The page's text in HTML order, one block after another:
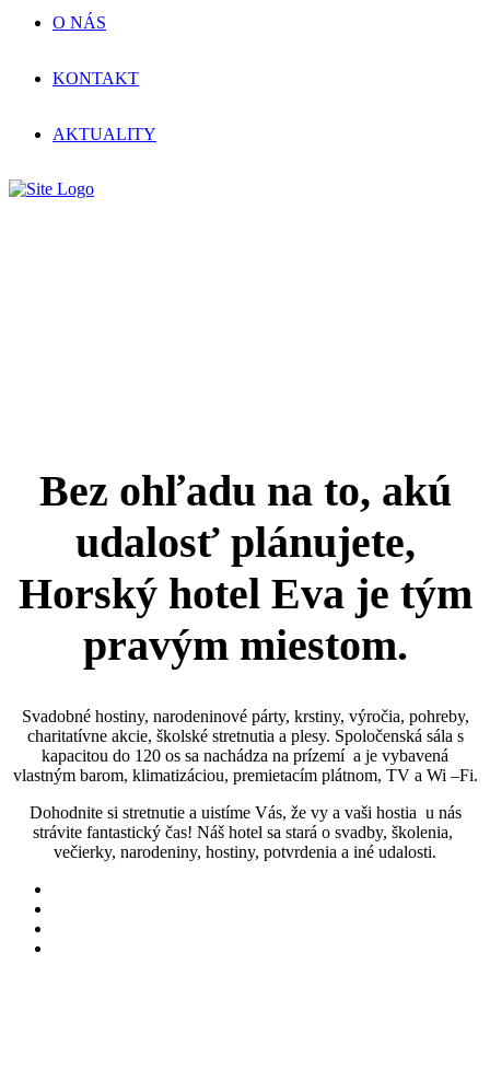
O NÁS
KONTAKT
AKTUALITY
Bez ohľadu na to, akú
udalosť plánujete,
Horský hotel Eva je tým
pravým miestom.
Svadobné hostiny, narodeninové párty, krstiny, výročia, pohreby,
charitatívne akcie, školské stretnutia a plesy. Spoločenská sála s
kapacitou do 120 os sa nachádza na prízemí a je vybavená
vlastným barom, klimatizáciou, premietacím plátnom, TV a Wi –Fi.
Dohodnite si stretnutie a uistíme Vás, že vy a vaši hostia u nás
strávite fantastický čas! Náš hotel sa stará o svadby, školenia,
večierky, narodeniny, hostiny, potvrdenia a iné udalosti.